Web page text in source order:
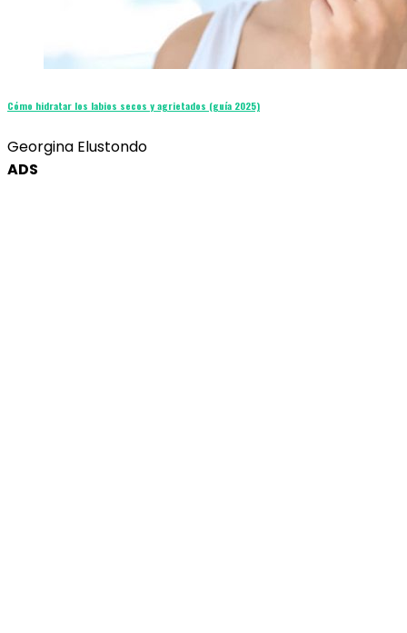
Cómo hidratar los labios secos y agrietados (guía 2025)
Georgina Elustondo
ADS